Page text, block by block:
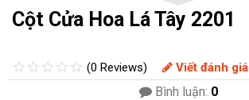
Cột Cửa Hoa Lá Tây 2201
(0 Reviews) Viết đánh giá
Bình luận: 0